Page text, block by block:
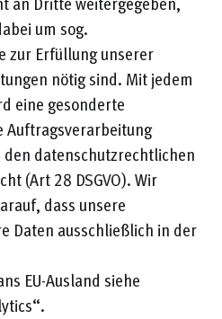
um sog.
zur Erfüllung unserer
nötig sind. Mit jedem
eine gesonderte
Auftragsverarbeitung
datenschutzrechtlichen
(Art 28 DSGVO). Wir
dass unsere
Daten ausschließlich in der
EU-Ausland siehe